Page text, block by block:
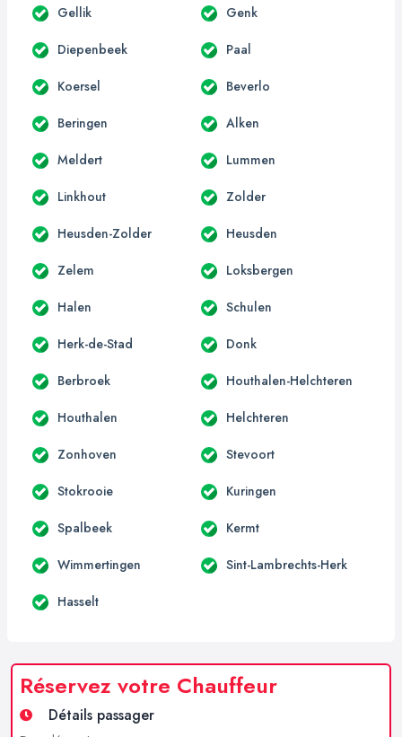
Gellik Genk
Diepenbeek Paal
Koersel Beverlo
Beringen Alken
Meldert Lummen
Linkhout Zolder
Heusden-Zolder Heusden
Zelem Loksbergen
Halen Schulen
Herk-de-Stad Donk
Berbroek Houthalen-Helchteren
Houthalen Helchteren
Zonhoven Stevoort
Stokrooie Kuringen
Spalbeek Kermt
Wimmertingen Sint-Lambrechts-Herk
Hasselt
Réservez votre Chauffeur
Détails passager